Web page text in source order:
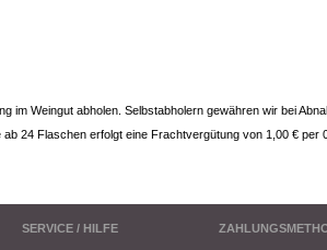
im Weingut abholen. Selbstabholern gewähren wir bei
24 Flaschen erfolgt eine Frachtvergütung von 1,00 € per
SERVICE / HILFE